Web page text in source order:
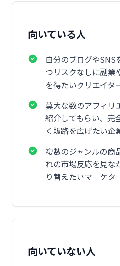
向いている人
自分のブログやSNS
つリスクなしに副業
を得たいクリエイタ
莫大な数のアフィリ
紹介してもらい、完
く販路を広げたい企
複数のジャンルの商
れの市場反応を見な
り替えたいマーケタ
向いていない人